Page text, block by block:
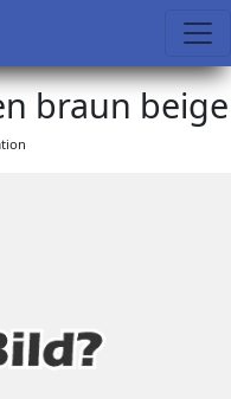
braun beige